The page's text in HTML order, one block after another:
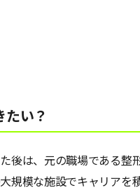
い？
後は、元の職場である整
規模な施設でキャリア